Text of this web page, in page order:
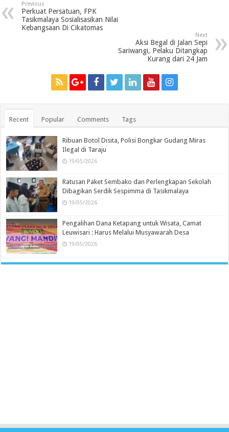
Previous
Perkuat Persatuan, FPK
Tasikmalaya Sosialisasikan Nilai
Kebangsaan Di Cikatomas
Next
Aksi Begal di Jalan Sepi
Sariwangi, Pelaku Ditangkap
Kurang dari 24 Jam
Recent Popular Comments Tags
Ribuan Botol Disita, Polisi Bongkar Gudang Miras
Ilegal di Taraju
19/05/2026
Ratusan Paket Sembako dan Perlengkapan Sekolah
Dibagikan Serdik Sespimma di Tasikmalaya
19/05/2026
Pengalihan Dana Ketapang untuk Wisata, Camat
Leuwisari : Harus Melalui Musyawarah Desa
19/05/2026